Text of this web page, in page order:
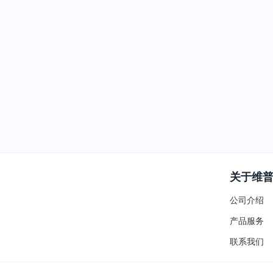
关于维普
公司介绍
产品服务
联系我们